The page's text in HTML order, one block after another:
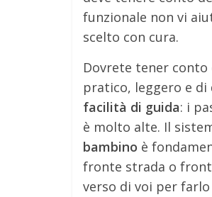
funzionale non vi
scelto con cura.
Dovrete tener conto
pratico, leggero e
facilità di guida: i
è molto alte. Il
bambino è
fronte strada o
verso di voi per